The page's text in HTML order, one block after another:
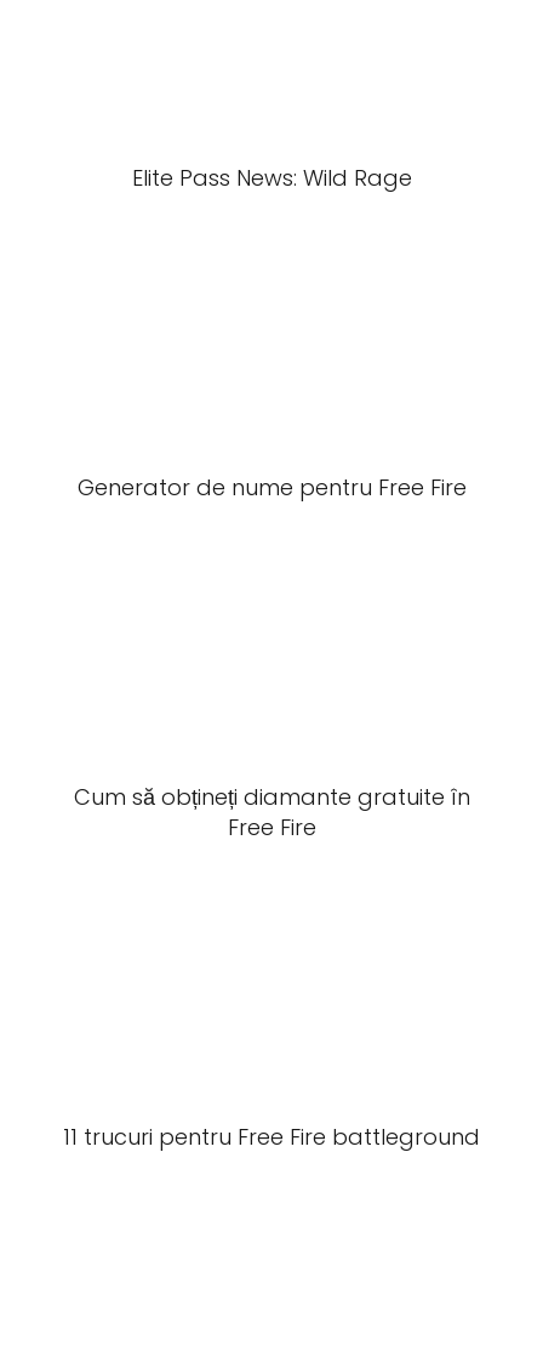
Elite Pass News: Wild Rage
Generator de nume pentru Free Fire
Cum să obțineți diamante gratuite în
Free Fire
11 trucuri pentru Free Fire battleground